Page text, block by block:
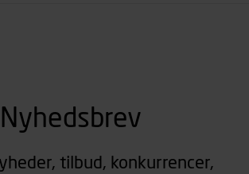
Nyhedsbrev
tilbud, konkurrencer,